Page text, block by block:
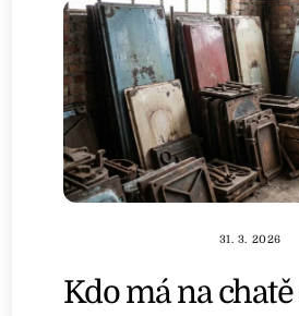
31. 3. 2026
Kdo má na